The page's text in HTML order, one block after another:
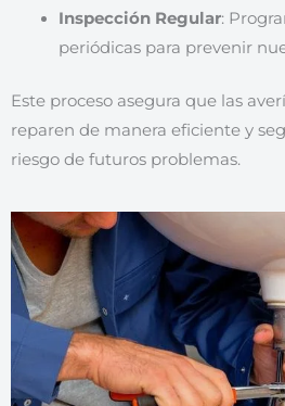
Inspección Regular:
periódicas para prevenir
Este proceso asegura que las
reparen de manera eficiente y
riesgo de futuros problemas.